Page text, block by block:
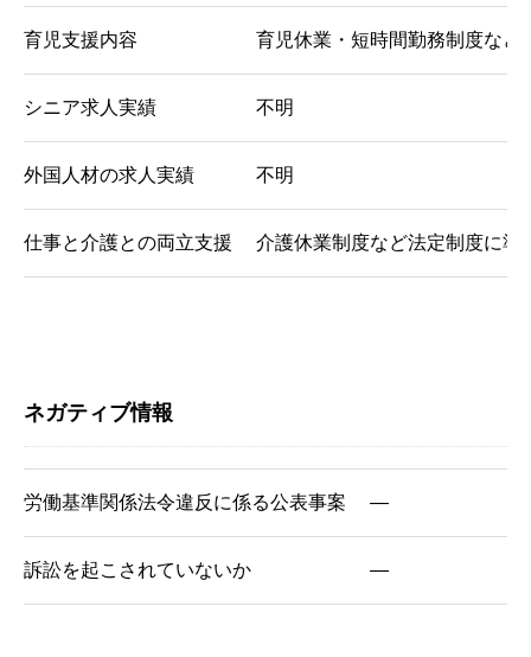
育児支援内容 育児休業・短時間勤務制度など
シニア求人実績 不明
外国人材の求人実績 不明
仕事と介護との両立支援 介護休業制度など法定制度に準
ネガティブ情報
労働基準関係法令違反に係る公表事案 ―
訴訟を起こされていないか ―